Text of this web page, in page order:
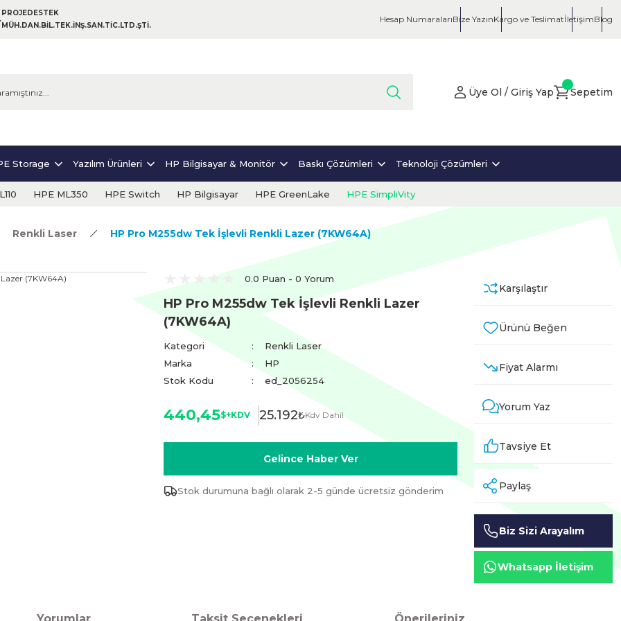
PROJEDESTEK
MÜH.DAN.BİL.TEK.İNŞ.SAN.TİC.LTD.ŞTİ.
Hesap NumaralarıBize YazınKargo ve TeslimatİletişimBlog
Üye Ol / Giriş Yap Sepetim
Storage Yazılım Ürünleri HP Bilgisayar & Monitör Baskı Çözümleri Teknoloji Çözümleri
HPE ML350 HPE Switch HP Bilgisayar HPE GreenLake HPE SimpliVity
Renkli Laser HP Pro M255dw Tek İşlevli Renkli Lazer (7KW64A)
0.0 Puan - 0 Yorum
HP Pro M255dw Tek İşlevli Renkli Lazer
(7KW64A)
Kategori
Renkli Laser
Marka
HP
Stok Kodu
ed_2056254
440,45$+KDV 25.192₺Kdv Dahil
Gelince Haber Ver
Stok durumuna bağlı olarak 2-5 günde ücretsiz gönderim
Karşılaştır
Fiyat Alarmı
Yorum Yaz
Tavsiye Et
Paylaş
Biz Sizi Arayalım
Whatsapp İletişim